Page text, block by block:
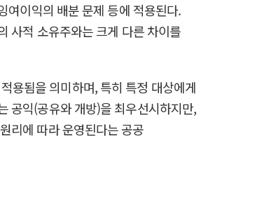
여이익의 배분 문제 등에 적용된다.
사적 소유주와는 크게 다른 차이를
용됨을 의미하며, 특히 특정 대상에게
공익(공유와 개방)을 최우선시하지만,
리에 따라 운영된다는 공공